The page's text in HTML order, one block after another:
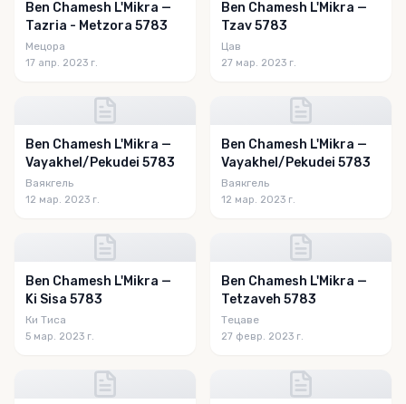
Ben Chamesh L'Mikra —
Tazria - Metzora 5783
Мецора
17 апр. 2023 г.
Ben Chamesh L'Mikra —
Tzav 5783
Цав
27 мар. 2023 г.
Ben Chamesh L'Mikra —
Vayakhel/Pekudei 5783
Ваякгель
12 мар. 2023 г.
Ben Chamesh L'Mikra —
Vayakhel/Pekudei 5783
Ваякгель
12 мар. 2023 г.
Ben Chamesh L'Mikra —
Ki Sisa 5783
Ки Тиса
5 мар. 2023 г.
Ben Chamesh L'Mikra —
Tetzaveh 5783
Тецаве
27 февр. 2023 г.